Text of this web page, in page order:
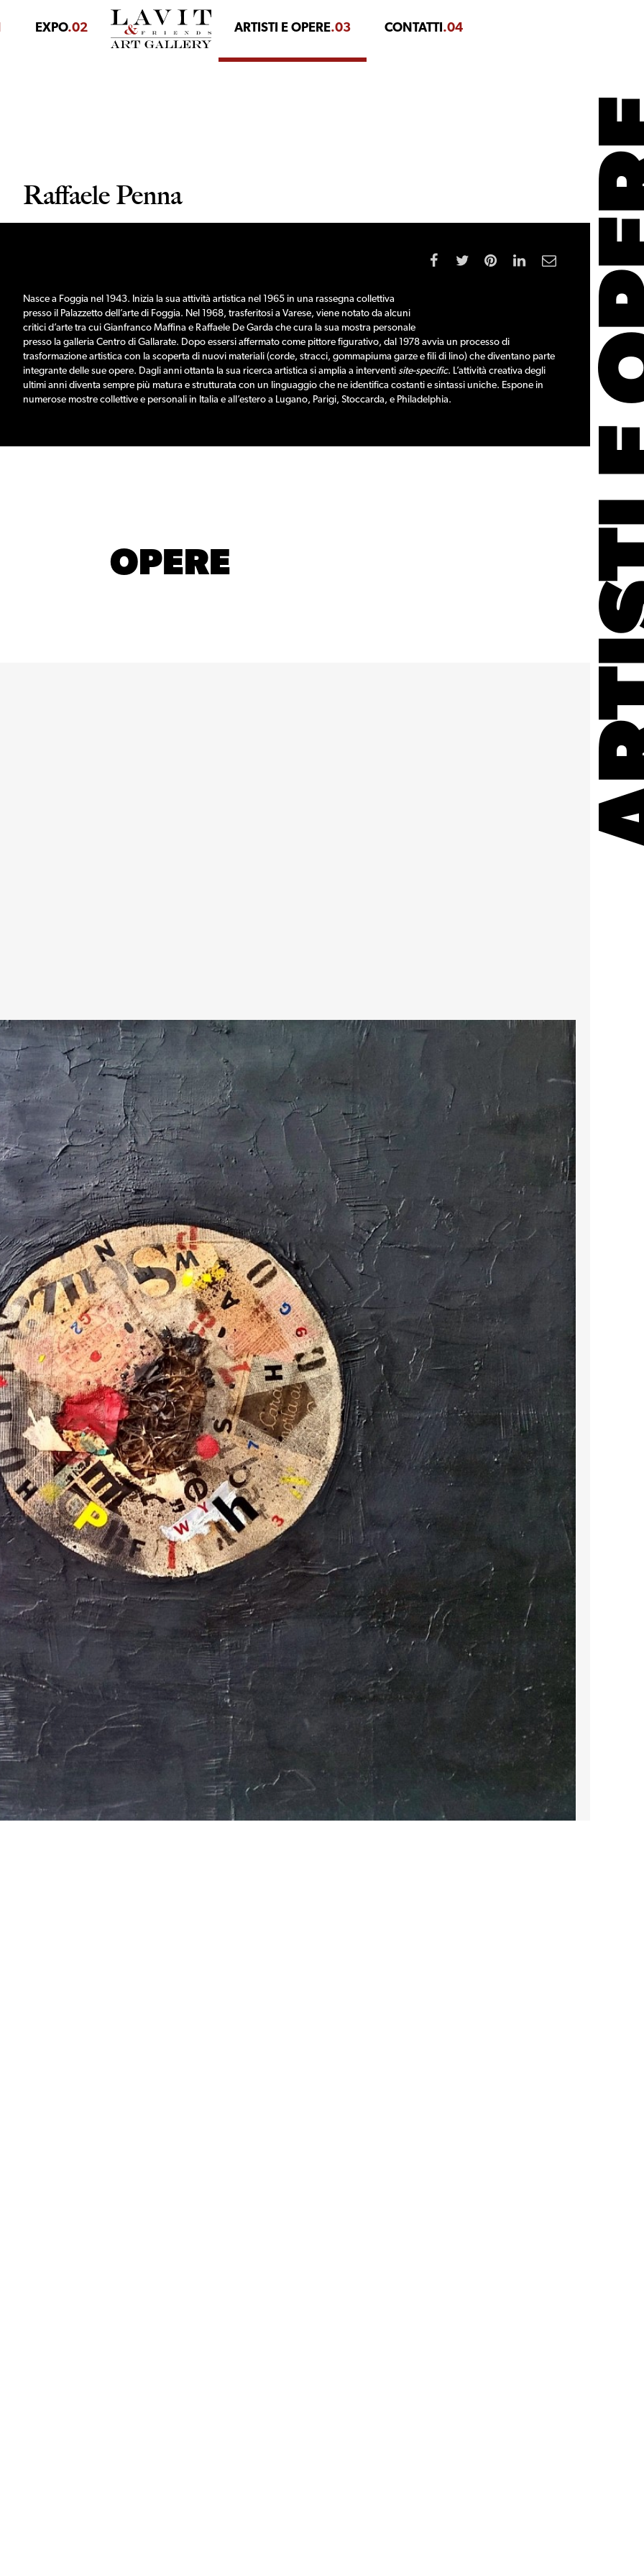
EXPO.02 ARTISTI E OPERE.03 CONTATTI.04
Raffaele Penna
Nasce a Foggia nel 1943. Inizia la sua attività artistica nel 1965 in una rassegna collettiva
presso il Palazzetto dell’arte di Foggia. Nel 1968, trasferitosi a Varese, viene notato da alcuni
critici d’arte tra cui Gianfranco Maffina e Raffaele De Garda che cura la sua mostra personale
presso la galleria Centro di Gallarate. Dopo essersi affermato come pittore figurativo, dal 1978 avvia un processo di
trasformazione artistica con la scoperta di nuovi materiali (corde, stracci, gommapiuma garze e fili di lino) che diventano parte
integrante delle sue opere. Dagli anni ottanta la sua ricerca artistica si amplia a interventi site-specific. L’attività creativa degli
ultimi anni diventa sempre più matura e strutturata con un linguaggio che ne identifica costanti e sintassi uniche. Espone in
numerose mostre collettive e personali in Italia e all’estero a Lugano, Parigi, Stoccarda, e Philadelphia.
OPERE